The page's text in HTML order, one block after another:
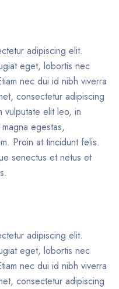
adipiscing elit.
eget, lobortis nec
nec dui id nibh viverra
consectetur adipiscing
vulputate elit leo, in
egestas,
Proin at tincidunt felis.
senectus et netus et
adipiscing elit.
eget, lobortis nec
nec dui id nibh viverra
consectetur adipiscing